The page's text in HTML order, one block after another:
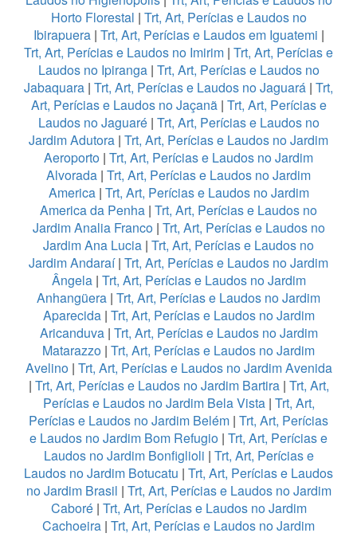
Horto Florestal | Trt, Art, Perícias e Laudos no
Ibirapuera| Trt, Art, Perícias e Laudos em Iguatemi |
Trt, Art, Perícias e Laudos no Imirim | Trt, Art, Perícias e
Laudos no Ipiranga| Trt, Art, Perícias e Laudos no
Jabaquara | Trt, Art, Perícias e Laudos no Jaguará | Trt,
Art, Perícias e Laudos no Jaçanã| Trt, Art, Perícias e
Laudos no Jaguaré| Trt, Art, Perícias e Laudos no
Jardim Adutora | Trt, Art, Perícias e Laudos no Jardim
Aeroporto | Trt, Art, Perícias e Laudos no Jardim
Alvorada | Trt, Art, Perícias e Laudos no Jardim
America| Trt, Art, Perícias e Laudos no Jardim
America da Penha | Trt, Art, Perícias e Laudos no
Jardim Analia Franco| Trt, Art, Perícias e Laudos no
Jardim Ana Lucia | Trt, Art, Perícias e Laudos no
Jardim Andaraí| Trt, Art, Perícias e Laudos no Jardim
Ângela| Trt, Art, Perícias e Laudos no Jardim
Anhangüera | Trt, Art, Perícias e Laudos no Jardim
Aparecida| Trt, Art, Perícias e Laudos no Jardim
Aricanduva| Trt, Art, Perícias e Laudos no Jardim
Matarazzo | Trt, Art, Perícias e Laudos no Jardim
Avelino| Trt, Art, Perícias e Laudos no Jardim Avenida
| Trt, Art, Perícias e Laudos no Jardim Bartira| Trt, Art,
Perícias e Laudos no Jardim Bela Vista| Trt, Art,
Perícias e Laudos no Jardim Belém | Trt, Art, Perícias
e Laudos no Jardim Bom Refugio | Trt, Art, Perícias e
Laudos no Jardim Bonfiglioli | Trt, Art, Perícias e
Laudos no Jardim Botucatu | Trt, Art, Perícias e Laudos
no Jardim Brasil | Trt, Art, Perícias e Laudos no Jardim
Caboré| Trt, Art, Perícias e Laudos no Jardim
Cachoeira | Trt, Art, Perícias e Laudos no Jardim